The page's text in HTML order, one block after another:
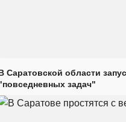
Саратовской области
задач"